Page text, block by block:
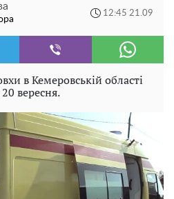
12:45 21.09
в Кемеровській області
вересня.